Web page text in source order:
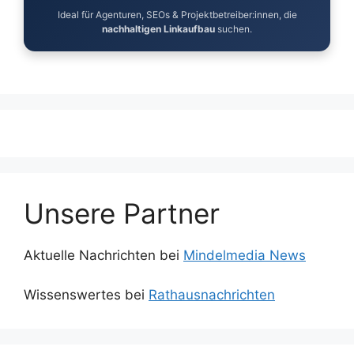
Ideal für Agenturen, SEOs & Projektbetreiber:innen, die
nachhaltigen Linkaufbau suchen.
Unsere Partner
Aktuelle Nachrichten bei Mindelmedia News
Wissenswertes bei Rathausnachrichten